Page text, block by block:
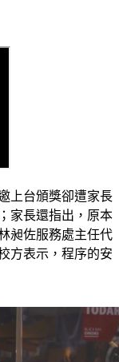
家長還指出，原本
昶佐服務處主任代
方表示，程序的安